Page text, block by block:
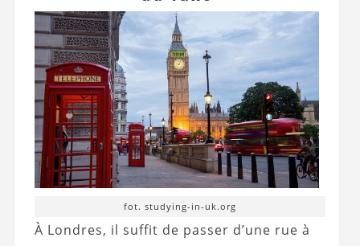
fot. studying-in-uk.org
À Londres, il suffit de passer d’une rue à